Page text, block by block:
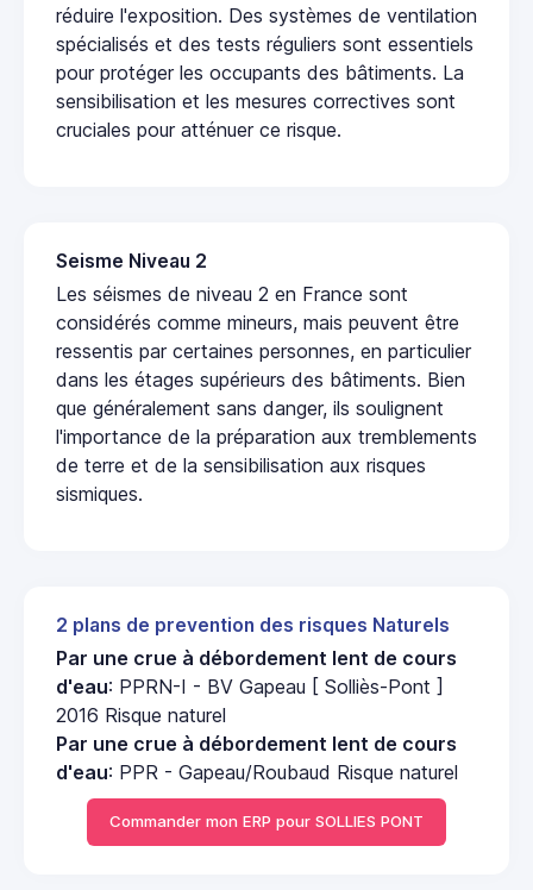
réduire l'exposition. Des systèmes de ventilation
spécialisés et des tests réguliers sont essentiels
pour protéger les occupants des bâtiments. La
sensibilisation et les mesures correctives sont
cruciales pour atténuer ce risque.
Seisme Niveau 2
Les séismes de niveau 2 en France sont
considérés comme mineurs, mais peuvent être
ressentis par certaines personnes, en particulier
dans les étages supérieurs des bâtiments. Bien
que généralement sans danger, ils soulignent
l'importance de la préparation aux tremblements
de terre et de la sensibilisation aux risques
sismiques.
2 plans de prevention des risques Naturels
Par une crue à débordement lent de cours
d'eau: PPRN-I - BV Gapeau [ Solliès-Pont ]
2016 Risque naturel
Par une crue à débordement lent de cours
d'eau: PPR - Gapeau/Roubaud Risque naturel
Commander mon ERP pour SOLLIES PONT